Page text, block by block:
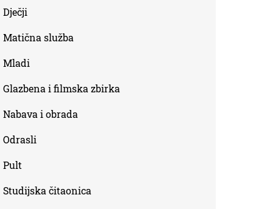
Dječji
Matična služba
Mladi
Glazbena i filmska zbirka
Nabava i obrada
Odrasli
Pult
Studijska čitaonica